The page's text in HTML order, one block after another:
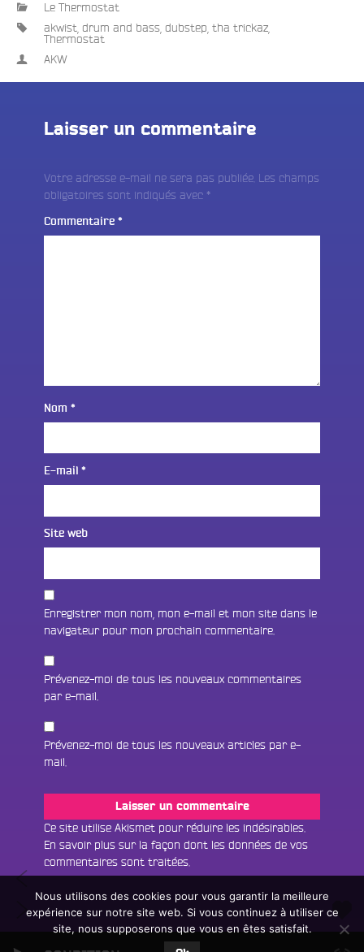
Le Thermostat
akwist drum and bass dubstep tha trickaz
Thermostat
AKW
Laisser un commentaire
Votre adresse e-mail ne sera pas publiée. Les champs
obligatoires sont indiqués avec *
Commentaire *
Nom *
E-mail *
Site web
Enregistrer mon nom, mon e-mail et mon site dans le
navigateur pour mon prochain commentaire.
Prévenez-moi de tous les nouveaux commentaires
par e-mail.
Prévenez-moi de tous les nouveaux articles par e-
mail.
Ce site utilise Akismet pour réduire les indésirables.
En savoir plus sur la façon dont les données de vos
commentaires sont traitées
Navigation
l’article
#25
Spéciale
Bass
Music
#27
un
Écouter le direct
Tous les programmes
Nous utilisons des cookies pour vous garantir la meilleure
expérience sur notre site web. Si vous continuez à utiliser ce
site, nous supposerons que vous en êtes satisfait.